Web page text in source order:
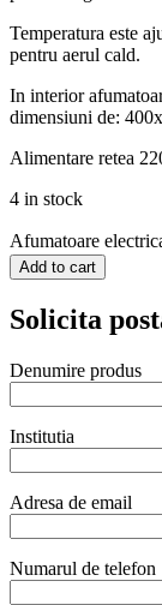
Temperatura este
pentru aerul cald.
In interior
dimensiuni de:
Alimentare retea
4 in stock
Afumatoare
Add to cart
Solicita
Denumire produs
Institutia
Adresa de email
Numarul de telefon